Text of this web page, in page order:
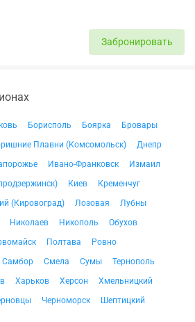
Забронировать
Борисполь Боярка
Бровары
Плавни (Комсомольск)
Днепр
Ивано-Франковск
Измаил
Киев
Кременчуг
(Кировоград) Лозовая
Лубны
Николаев Никополь
Обухов
Полтава
Ровно
Самбор Смела Сумы
Тернополь
Харьков Херсон
Хмельницкий
Черноморск Шептицкий